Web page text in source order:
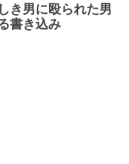
き男に殴られた男
書き込み